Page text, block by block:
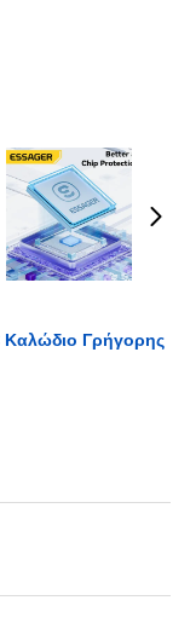
Καλώδιο Γρήγορης